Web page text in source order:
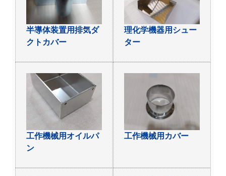
半導体装置用排気ダ
クトカバー
理化学機器用シュー
ター
工作機械用オイルパ
ン
工作機械用カバー